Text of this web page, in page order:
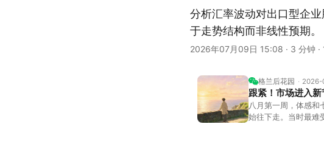
分析汇率波动对出口型企
于走势结构而非线性预期。
2026年07月09日 15:08 · 3 分钟 ·
格兰后花园 2026-
跟紧！市场进入新
八月第一周，体感和
始往下走。当时最难